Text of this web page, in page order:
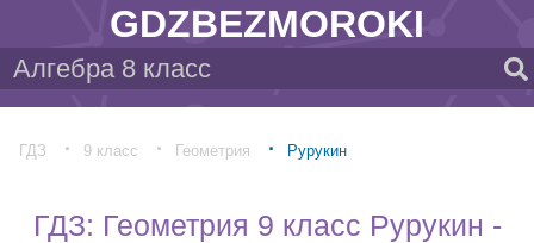
GDZBEZMOROKI
ГДЗ 9 класс Геометрия Рурукин
ГДЗ: Геометрия 9 класс Рурукин -